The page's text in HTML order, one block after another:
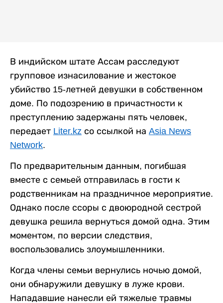
В индийском штате Ассам расследуют
групповое изнасилование и жестокое
убийство 15-летней девушки в собственном
доме. По подозрению в причастности к
преступлению задержаны пять человек,
передает Liter.kz со ссылкой на Asia News
Network.
По предварительным данным, погибшая
вместе с семьей отправилась в гости к
родственникам на праздничное мероприятие.
Однако после ссоры с двоюродной сестрой
девушка решила вернуться домой одна. Этим
моментом, по версии следствия,
воспользовались злоумышленники.
Когда члены семьи вернулись ночью домой,
они обнаружили девушку в луже крови.
Нападавшие нанесли ей тяжелые травмы